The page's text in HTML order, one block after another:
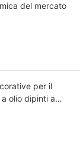
del mercato
per il
olio dipinti a